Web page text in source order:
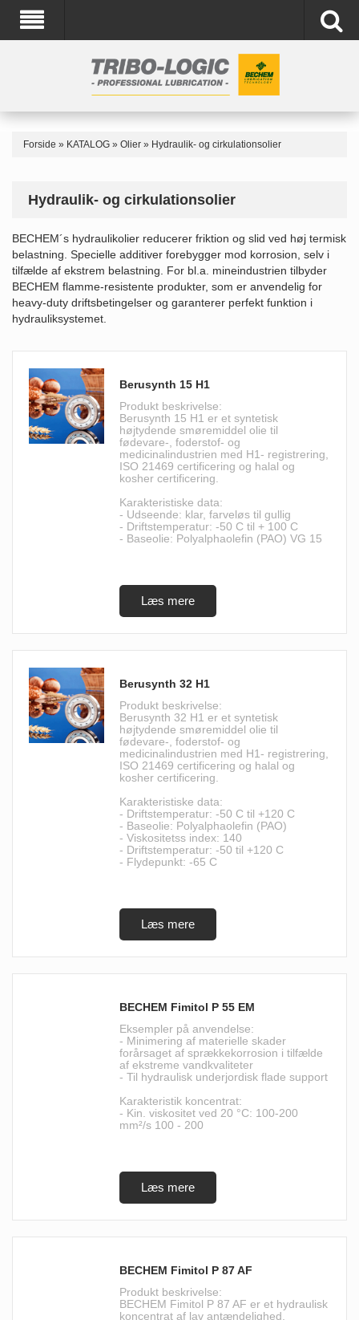
Forside » KATALOG » Olier » Hydraulik- og cirkulationsolier
Hydraulik- og cirkulationsolier
BECHEM´s hydraulikolier reducerer friktion og slid ved høj termisk
belastning. Specielle additiver forebygger mod korrosion, selv i
tilfælde af ekstrem belastning. For bl.a. mineindustrien tilbyder
BECHEM flamme-resistente produkter, som er anvendelig for
heavy-duty driftsbetingelser og garanterer perfekt funktion i
hydrauliksystemet.
Berusynth 15 H1
Produkt beskrivelse:
Berusynth 15 H1 er et syntetisk
højtydende smøremiddel olie til
fødevare-, foderstof- og
medicinalindustrien med H1- registrering,
ISO 21469 certificering og halal og
kosher certificering.
Karakteristiske data:
- Udseende: klar, farveløs til gullig
- Driftstemperatur: -50 C til + 100 C
- Baseolie: Polyalphaolefin (PAO) VG 15
Berusynth 32 H1
Produkt beskrivelse:
Berusynth 32 H1 er et syntetisk
højtydende smøremiddel olie til
fødevare-, foderstof- og
medicinalindustrien med H1- registrering,
ISO 21469 certificering og halal og
kosher certificering.
Karakteristiske data:
- Driftstemperatur: -50 C til +120 C
- Baseolie: Polyalphaolefin (PAO)
- Viskositetss index: 140
- Driftstemperatur: -50 til +120 C
- Flydepunkt: -65 C
BECHEM Fimitol P 55 EM
Eksempler på anvendelse:
- Minimering af materielle skader
forårsaget af sprækkekorrosion i tilfælde
af ekstreme vandkvaliteter
- Til hydraulisk underjordisk flade support
Karakteristik koncentrat:
- Kin. viskositet ved 20 °C: 100-200
mm²/s 100 - 200
BECHEM Fimitol P 87 AF
Produkt beskrivelse:
BECHEM Fimitol P 87 AF er et hydraulisk
koncentrat af lav antændelighed,